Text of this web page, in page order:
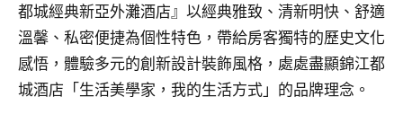
動
主
持、
校
都城經典新亞外灘酒店』以經典雅致、清新明快、舒適
溫馨、私密便捷為個性特色，帶給房客獨特的歷史文化
感悟，體驗多元的創新設計裝飾風格，處處盡顯錦江都
城酒店「生活美學家，我的生活方式」的品牌理念。